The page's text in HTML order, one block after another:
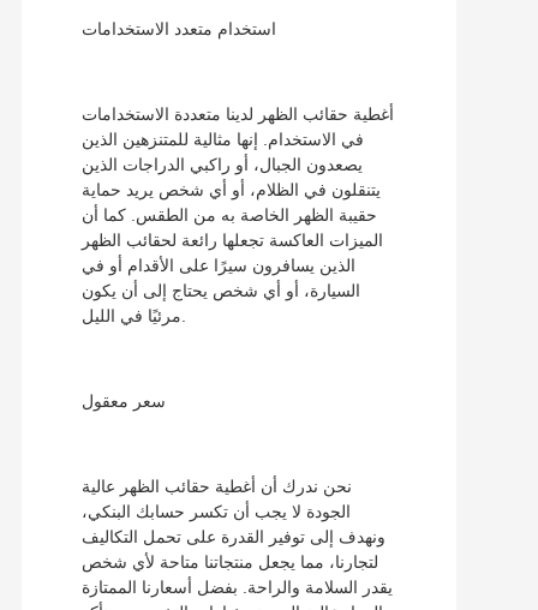
استخدام متعدد الاستخدامات
أغطية حقائب الظهر لدينا متعددة الاستخدامات
في الاستخدام. إنها مثالية للمتنزهين الذين
يصعدون الجبال، أو راكبي الدراجات الذين
يتنقلون في الظلام، أو أي شخص يريد حماية
حقيبة الظهر الخاصة به من الطقس. كما أن
الميزات العاكسة تجعلها رائعة لحقائب الظهر
الذين يسافرون سيرًا على الأقدام أو في
السيارة، أو أي شخص يحتاج إلى أن يكون
سعر معقول
نحن ندرك أن أغطية حقائب الظهر عالية
الجودة لا يجب أن تكسر حسابك البنكي،
ونهدف إلى توفير القدرة على تحمل التكاليف
لتجارنا، مما يجعل منتجاتنا متاحة لأي شخص
يقدر السلامة والراحة. بفضل أسعارنا الممتازة